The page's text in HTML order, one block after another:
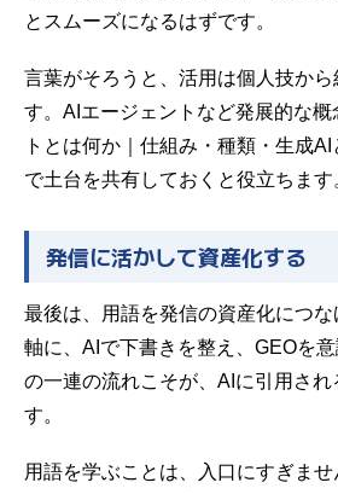
とスムーズになるはずです。
言葉がそろうと、活用は個人技から
す。AIエージェントなど発展的な概
トとは何か｜仕組み・種類・生成
で土台を共有しておくと役立ちます
発信に活かして資産化する
最後は、用語を発信の資産化につ
軸に、AIで下書きを整え、GEOを
の一連の流れこそが、AIに引用さ
す。
用語を学ぶことは、入口にすぎませ